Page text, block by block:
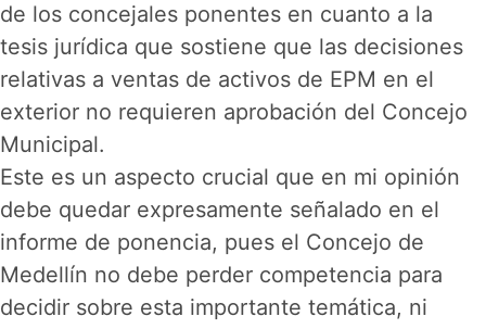
de los concejales ponentes en cuanto a la
tesis jurídica que sostiene que las decisiones
relativas a ventas de activos de EPM en el
exterior no requieren aprobación del Concejo
Municipal.
Este es un aspecto crucial que en mi opinión
debe quedar expresamente señalado en el
informe de ponencia, pues el Concejo de
Medellín no debe perder competencia para
decidir sobre esta importante temática, ni